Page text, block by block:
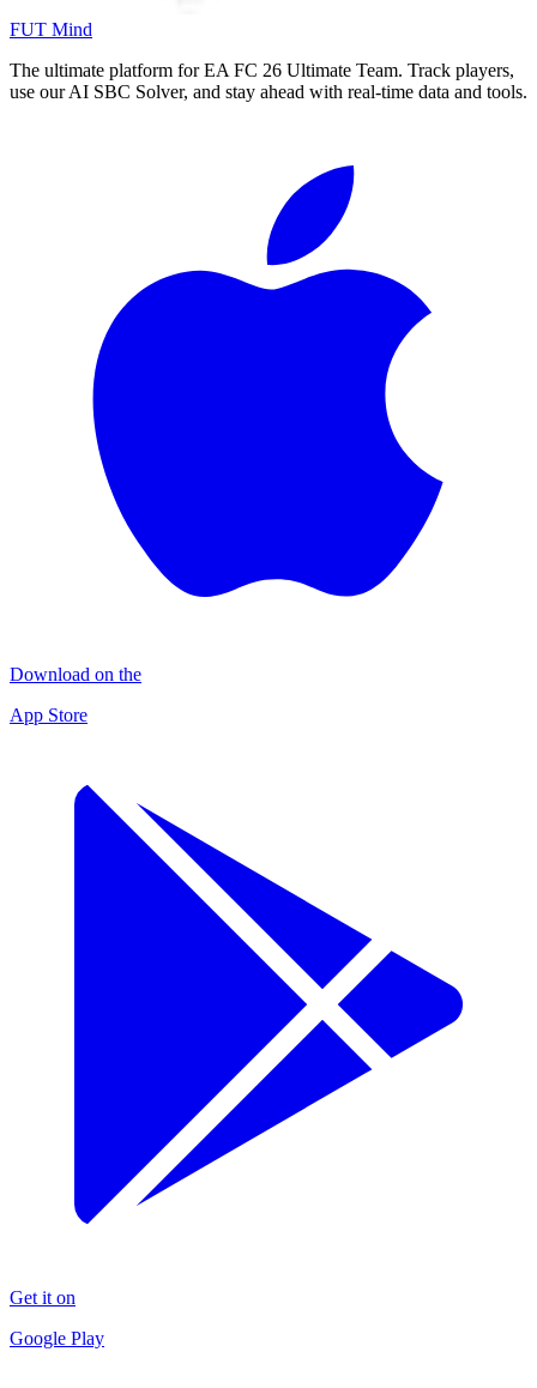
FUT Mind
The ultimate platform for EA FC 26 Ultimate Team. Track players,
use our AI SBC Solver, and stay ahead with real-time data and tools.
Download on the
App Store
Get it on
Google Play